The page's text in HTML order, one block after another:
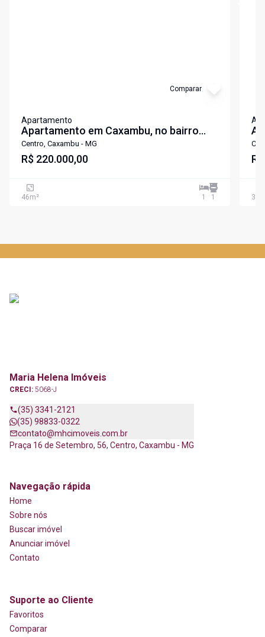
Comparar
Apartamento
Apartamento em Caxambu, no bairro
Centro, à venda.
Centro, Caxambu - MG
R$ 220.000,00
46m² 1 1 36
Maria Helena Imóveis
CRECI: 5068-J
(35) 3341-2121
(35) 98833-0322
contato@mhcimoveis.com.br
Praça 16 de Setembro, 56, Centro, Caxambu - MG
Navegação rápida
Home
Sobre nós
Buscar imóvel
Anunciar imóvel
Contato
Suporte ao Cliente
Favoritos
Comparar